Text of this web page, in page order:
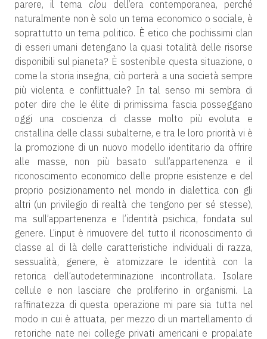
parere, il tema clou dell’era contemporanea, perché
naturalmente non è solo un tema economico o sociale, è
soprattutto un tema politico. È etico che pochissimi clan
di esseri umani detengano la quasi totalità delle risorse
disponibili sul pianeta? È sostenibile questa situazione, o
come la storia insegna, ciò porterà a una società sempre
più violenta e conflittuale? In tal senso mi sembra di
poter dire che le élite di primissima fascia posseggano
oggi una coscienza di classe molto più evoluta e
cristallina delle classi subalterne, e tra le loro priorità vi è
la promozione di un nuovo modello identitario da offrire
alle masse, non più basato sull’appartenenza e il
riconoscimento economico delle proprie esistenze e del
proprio posizionamento nel mondo in dialettica con gli
altri (un privilegio di realtà che tengono per sé stesse),
ma sull’appartenenza e l’identità psichica, fondata sul
genere. L’input è rimuovere del tutto il riconoscimento di
classe al di là delle caratteristiche individuali di razza,
sessualità, genere, è atomizzare le identità con la
retorica dell’autodeterminazione incontrollata. Isolare
cellule e non lasciare che proliferino in organismi. La
raffinatezza di questa operazione mi pare sia tutta nel
modo in cui è attuata, per mezzo di un martellamento di
retoriche nate nei college privati americani e propalate